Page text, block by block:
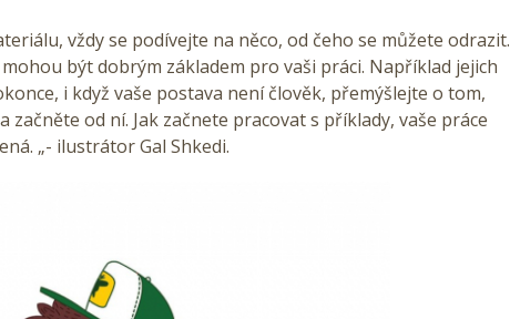
vždy se podívejte na něco, od čeho se můžete odrazit.
být dobrým základem pro vaši práci. Například jejich
i když vaše postava není člověk, přemýšlejte o tom,
začněte od ní. Jak začnete pracovat s příklady, vaše práce
„- ilustrátor Gal Shkedi.